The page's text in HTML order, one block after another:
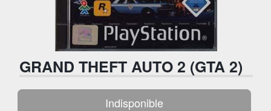
GRAND THEFT AUTO 2 (GTA 2)
Indisponible